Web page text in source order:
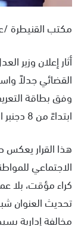
ر
ا
مكتب القنيطرة
أثار إعلان وزير
القضائي جدلاً
وفق بطاقة
ابتداءً من 8 دجنبر المقبل.
هذا القرار يعكس
الاجتماعي
كراء مؤقت، بلا
تحديث العنوان
مخالفة إدارية